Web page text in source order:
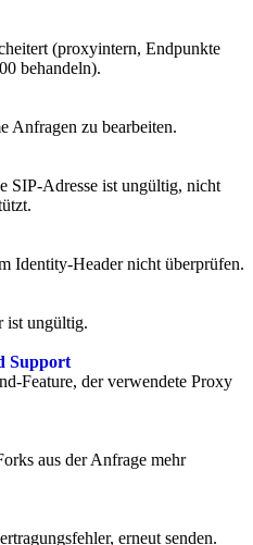
(proxyintern, Endpunkte
behandeln).
Anfragen zu bearbeiten.
SIP-Adresse ist ungültig, nicht
Identity-Header nicht überprüfen.
ist ungültig.
Support
Feature, der verwendete Proxy
aus der Anfrage mehr
erneut senden.